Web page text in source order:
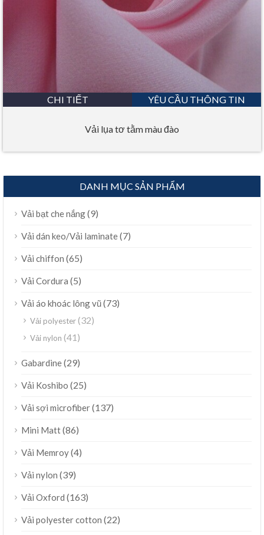
CHI TIẾT YÊU CẦU THÔNG TIN
Vải lụa tơ tằm màu đào
DANH MỤC SẢN PHẨM
Vải bạt che nắng(9)
Vải dán keo/Vải laminate(7)
Vải chiffon (65)
Vải Cordura (5)
Vải áo khoác lông vũ(73)
Vải polyester(32)
Vải nylon (41)
Gabardine(29)
Vải Koshibo (25)
Vải sợi microfiber(137)
Mini Matt(86)
Vải Memroy(4)
Vải nylon (39)
Vải Oxford (163)
Vải polyester cotton (22)